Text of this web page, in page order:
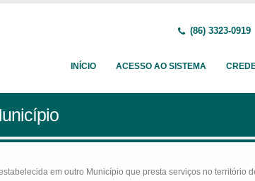
(86) 3323-0919
INÍCIO ACESSO AO SISTEMA
em outro Município que presta serviços no território